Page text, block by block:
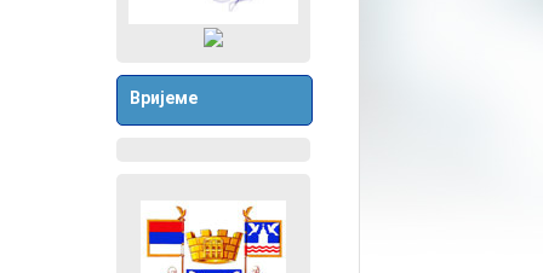
Вријеме